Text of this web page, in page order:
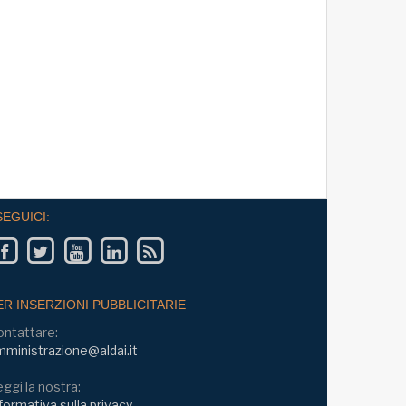
Giampaolo Galli -
INSERZIONI PUBBLICITARIE
la nostra: